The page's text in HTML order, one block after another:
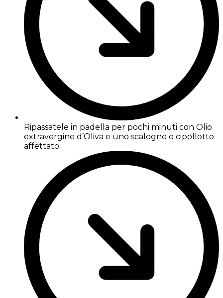
Ripassatele in padella per pochi minuti con Olio
extravergine d’Oliva e uno scalogno o cipollotto
affettato;